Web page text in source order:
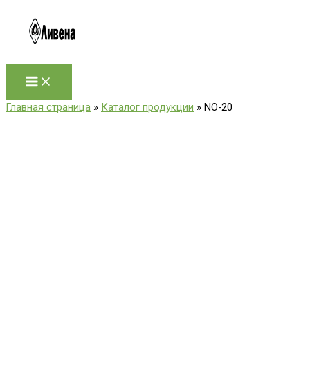
содержимому
Главная страница » Каталог продукции » NO-20